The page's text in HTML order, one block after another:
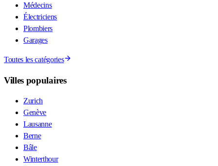
Médecins
Électriciens
Plombiers
Garages
Toutes les catégories
Villes populaires
Zurich
Genève
Lausanne
Berne
Bâle
Winterthour